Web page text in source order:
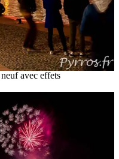
avec effets